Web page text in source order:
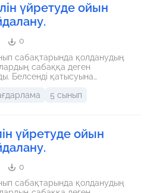
үйретуде ойын
0
сабақтарында қолданудың
сабаққа деген
Белсенді қатысуына
қалыптастырады.
5 сынып
үйретуде ойын
0
сабақтарында қолданудың